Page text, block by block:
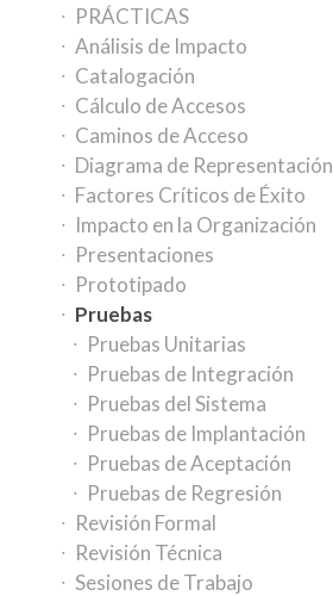
PRÁCTICAS
Análisis de Impacto
Catalogación
Cálculo de Accesos
Caminos de Acceso
Diagrama de Representación
Factores Críticos de Éxito
Impacto en la Organización
Presentaciones
Prototipado
Pruebas
Pruebas Unitarias
Pruebas de Integración
Pruebas del Sistema
Pruebas de Implantación
Pruebas de Aceptación
Pruebas de Regresión
Revisión Formal
Revisión Técnica
Sesiones de Trabajo